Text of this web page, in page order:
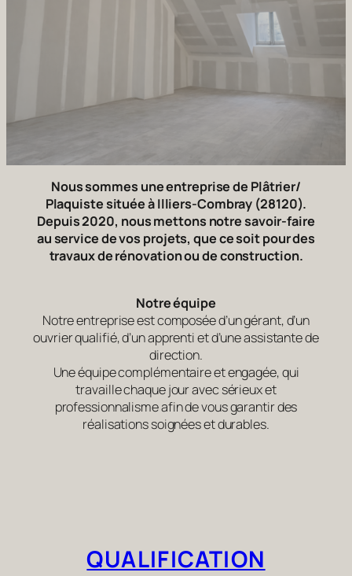
Nous sommes une entreprise de Plâtrier/
Plaquiste située à Illiers-Combray (28120).
Depuis 2020, nous mettons notre savoir-faire
au service de vos projets, que ce soit pour des
travaux de rénovation ou de construction.
Notre équipe
Notre entreprise est composée d’un gérant, d’un
ouvrier qualifié, d’un apprenti et d’une assistante de
direction.
Une équipe complémentaire et engagée, qui
travaille chaque jour avec sérieux et
professionnalisme afin de vous garantir des
réalisations soignées et durables.
QUALIFICATION